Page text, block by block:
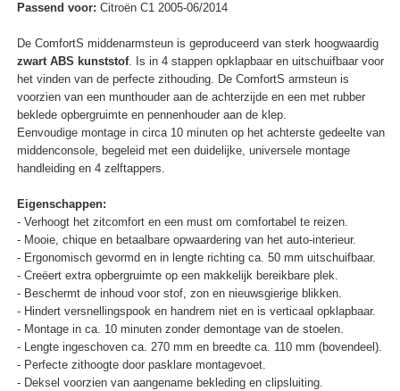
Passend voor: Citroën C1 2005-06/2014
De ComfortS middenarmsteun is geproduceerd van sterk hoogwaardig
zwart ABS kunststof. Is in 4 stappen opklapbaar en uitschuifbaar voor
het vinden van de perfecte zithouding. De ComfortS armsteun is
voorzien van een munthouder aan de achterzijde en een met rubber
beklede opbergruimte en pennenhouder aan de klep.
Eenvoudige montage in circa 10 minuten op het achterste gedeelte van
middenconsole, begeleid met een duidelijke, universele montage
handleiding en 4 zelftappers.
Eigenschappen:
- Verhoogt het zitcomfort en een must om comfortabel te reizen.
- Mooie, chique en betaalbare opwaardering van het auto-interieur.
- Ergonomisch gevormd en in lengte richting ca. 50 mm uitschuifbaar.
- Creëert extra opbergruimte op een makkelijk bereikbare plek.
- Beschermt de inhoud voor stof, zon en nieuwsgierige blikken.
- Hindert versnellingspook en handrem niet en is verticaal opklapbaar.
- Montage in ca. 10 minuten zonder demontage van de stoelen.
- Lengte ingeschoven ca. 270 mm en breedte ca. 110 mm (bovendeel).
- Perfecte zithoogte door pasklare montagevoet.
- Deksel voorzien van aangename bekleding en clipsluiting.